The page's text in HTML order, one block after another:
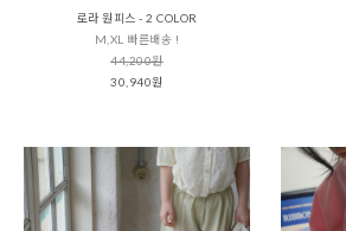
로라 원피스 - 2 COLOR
M,XL 빠른배송 !
44,200원
30,940원